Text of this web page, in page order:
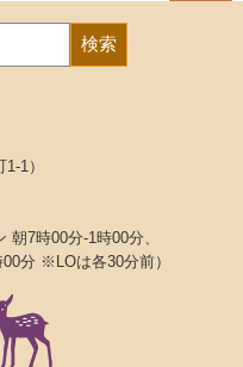
1）
7時00分-1時00分、
分 ※LOは各30分前）